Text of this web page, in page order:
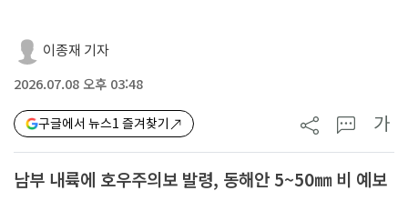
이종재 기자
2026.07.08 오후 03:48
구글에서 뉴스1 즐겨찾기 가
남부 내륙에 호우주의보 발령, 동해안 5~50㎜ 비 예보